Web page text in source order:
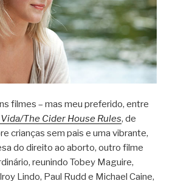
filmes – mas meu preferido, entre
Vida/The Cider House Rules, de
crianças sem pais e uma vibrante,
do direito ao aborto, outro filme
reunindo Tobey Maguire,
Lindo, Paul Rudd e Michael Caine,